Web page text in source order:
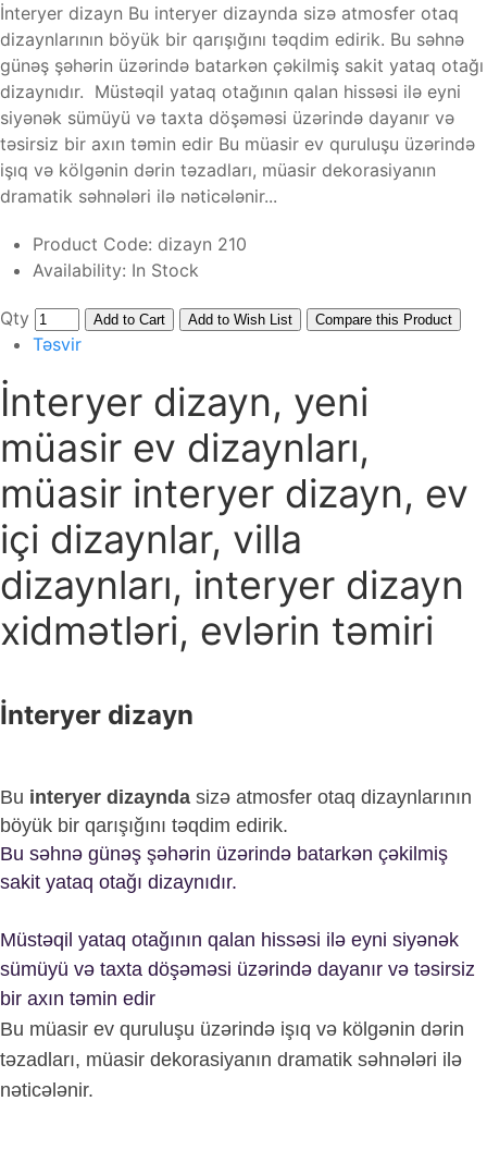
İnteryer dizayn Bu interyer dizaynda sizə atmosfer otaq
dizaynlarının böyük bir qarışığını təqdim edirik. Bu səhnə
günəş şəhərin üzərində batarkən çəkilmiş sakit yataq otağı
dizaynıdır. Müstəqil yataq otağının qalan hissəsi ilə eyni
siyənək sümüyü və taxta döşəməsi üzərində dayanır və
təsirsiz bir axın təmin edir Bu müasir ev quruluşu üzərində
işıq və kölgənin dərin təzadları, müasir dekorasiyanın
dramatik səhnələri ilə nəticələnir...
Product Code: dizayn 210
Availability: In Stock
Qty Add to Cart Add to Wish List Compare this Product
Təsvir
İnteryer dizayn, yeni
müasir ev dizaynları,
müasir interyer dizayn, ev
içi dizaynlar, villa
dizaynları, interyer dizayn
xidmətləri, evlərin təmiri
İnteryer dizayn
Bu interyer dizaynda sizə atmosfer otaq dizaynlarının
böyük bir qarışığını təqdim edirik.
Bu səhnə günəş şəhərin üzərində batarkən çəkilmiş
sakit yataq otağı dizaynıdır.
Müstəqil yataq otağının qalan hissəsi ilə eyni siyənək
sümüyü və taxta döşəməsi üzərində dayanır və təsirsiz
bir axın təmin edir
Bu müasir ev quruluşu üzərində işıq və kölgənin dərin
təzadları, müasir dekorasiyanın dramatik səhnələri ilə
nəticələnir.